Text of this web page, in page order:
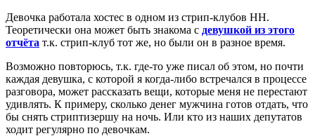
Девочка работала хостес в одном из стрип-клубов НН.
Теоретически она может быть знакома с девушкой из этого
отчёта т.к. стрип-клуб тот же, но были он в разное время.
Возможно повторюсь, т.к. где-то уже писал об этом, но почти
каждая девушка, с которой я когда-либо встречался в процессе
разговора, может рассказать вещи, которые меня не перестают
удивлять. К примеру, сколько денег мужчина готов отдать, что
бы снять стриптизершу на ночь. Или кто из наших депутатов
ходит регулярно по девочкам.